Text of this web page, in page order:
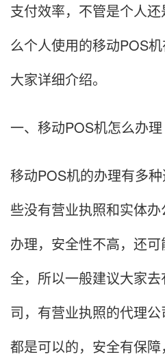
支付效率，不管是个人
么个人使用的移动POS
大家详细介绍。
一、移动POS机怎么办理
移动POS机的办理有多
些没有营业执照和实体
办理，安全性不高，还
全，所以一般建议大家
司，有营业执照的代理
都是可以的，安全有保